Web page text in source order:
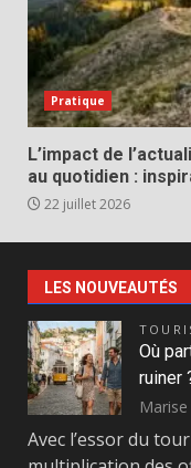
Pratique
L’impact de
au quotidien :
22 juillet 2026
LES NOUVEAUTÉS
Où
ruiner
Marise
Avec l’essor du